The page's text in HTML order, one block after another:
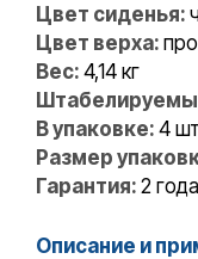
Цвет сиденья:
Цвет верха:
Вес: 4,14 кг
В упаковке: 4
Размер
Гарантия: 2 года
Описание и